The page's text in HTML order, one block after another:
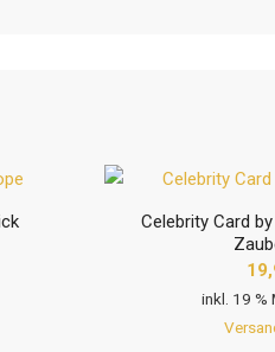
Celebrity Card
inkl. 19 %